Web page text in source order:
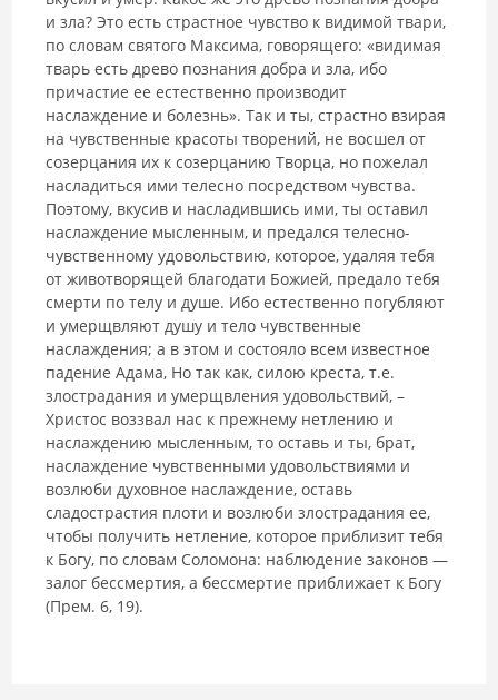
и зла? Это есть страстное чувство к видимой твари,
по словам святого Максима, говорящего: «видимая
тварь есть древо познания добра и зла, ибо
причастие ее естественно производит
наслаждение и болезнь». Так и ты, страстно взирая
на чувственные красоты творений, не восшел от
созерцания их к созерцанию Творца, но пожелал
насладиться ими телесно посредством чувства.
Поэтому, вкусив и насладившись ими, ты оставил
наслаждение мысленным, и предался телесно-
чувственному удовольствию, которое, удаляя тебя
от животворящей благодати Божией, предало тебя
смерти по телу и душе. Ибо естественно погубляют
и умерщвляют душу и тело чувственные
наслаждения; а в этом и состояло всем известное
падение Адама, Но так как, силою креста, т.е.
злострадания и умерщвления удовольствий, –
Христос воззвал нас к прежнему нетлению и
наслаждению мысленным, то оставь и ты, брат,
наслаждение чувственными удовольствиями и
возлюби духовное наслаждение, оставь
сладострастия плоти и возлюби злострадания ее,
чтобы получить нетление, которое приблизит тебя
к Богу, по словам Соломона: наблюдение законов —
залог бессмертия, а бессмертие приближает к Богу
(Прем. 6, 19).